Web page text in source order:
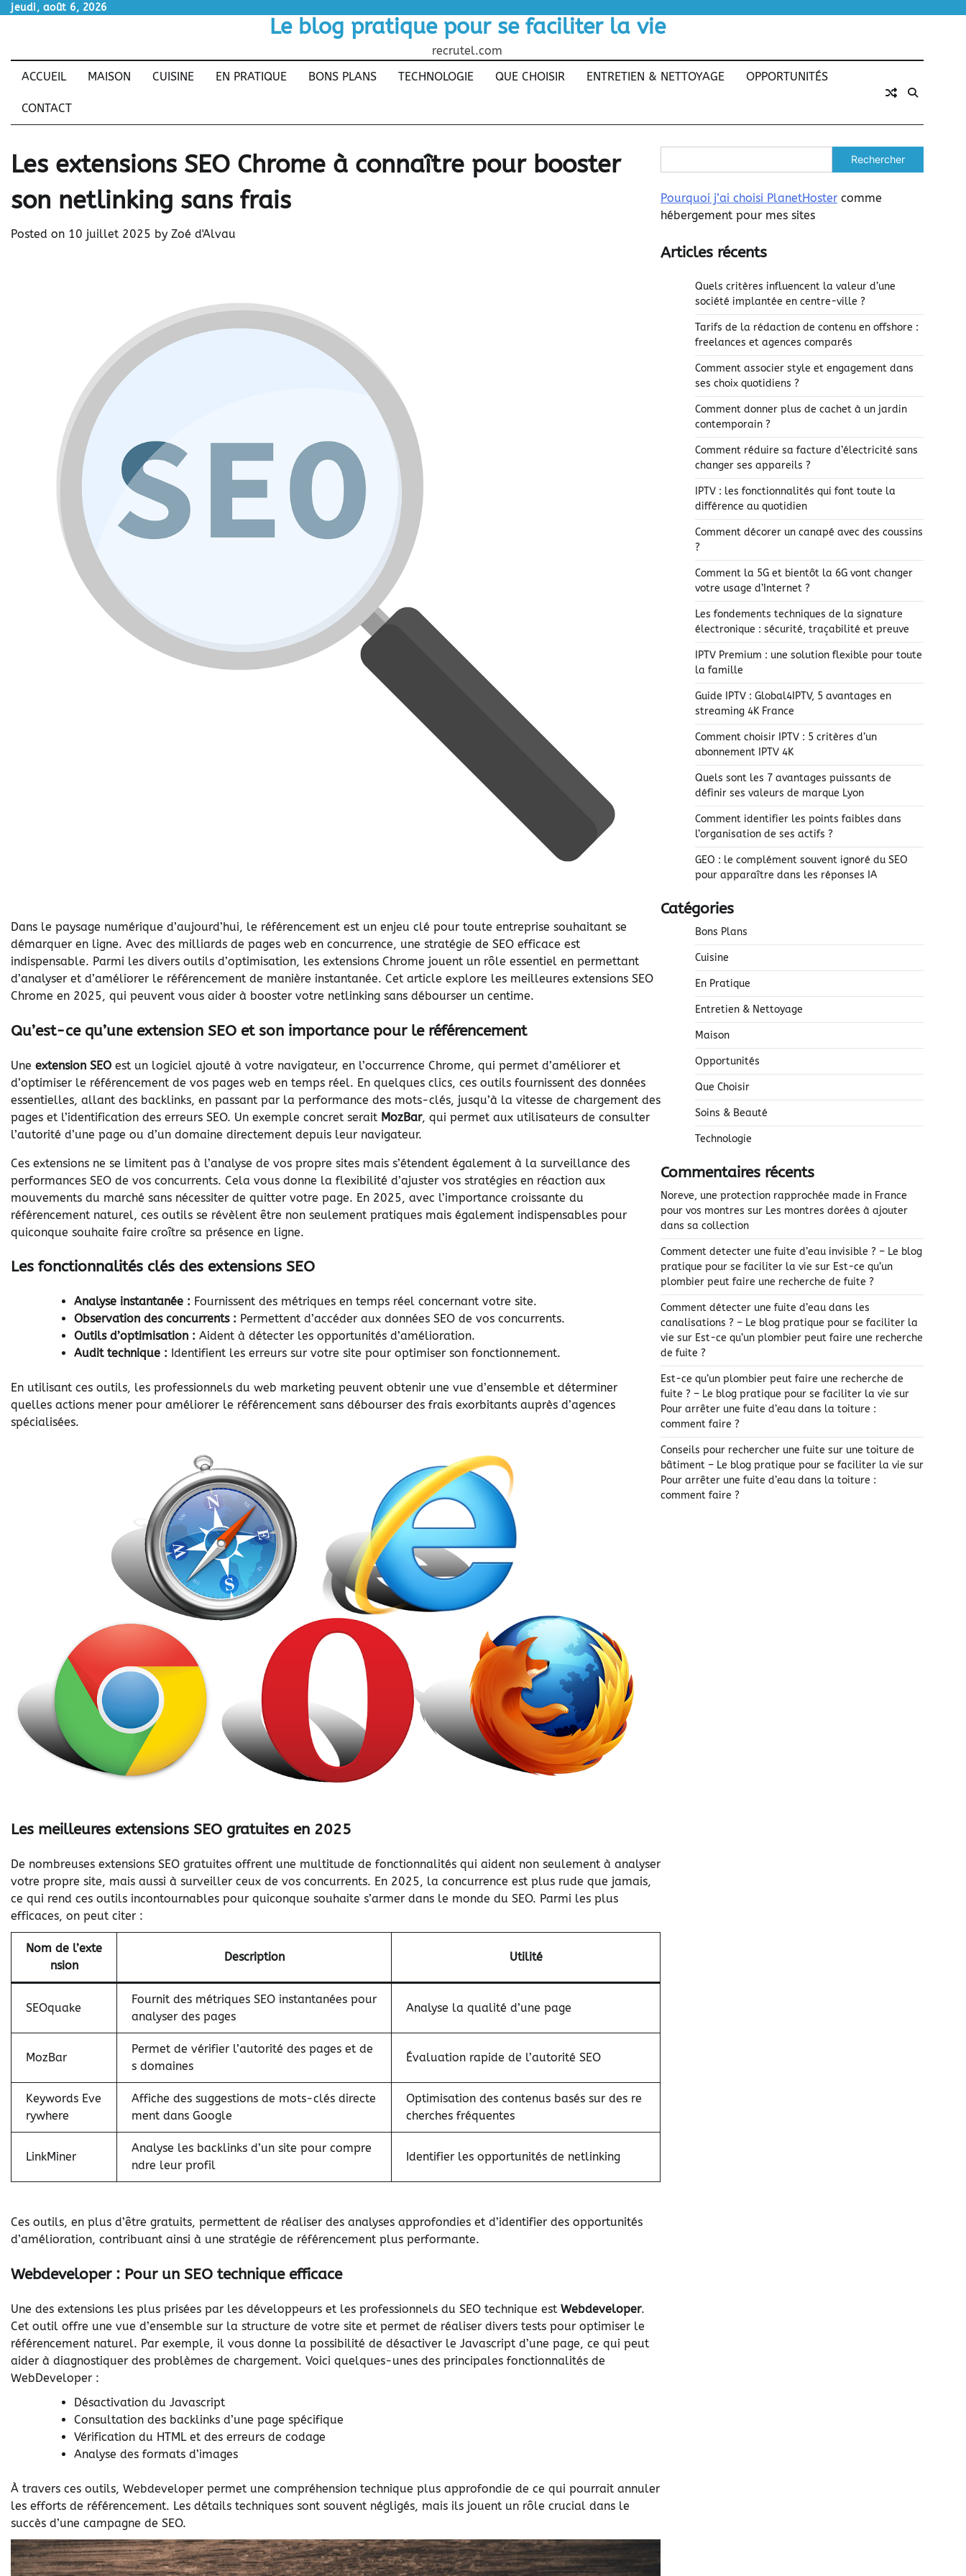
Skipjeudi, août 6, 2026
Le blog pratique pour se faciliter la vie
recrutel.com
ACCUEIL
MAISON CUISINE EN PRATIQUE BONS PLANS TECHNOLOGIE QUE CHOISIR ENTRETIEN & NETTOYAGE OPPORTUNITÉS
CONTACT
Les extensions SEO Chrome à connaître pour booster
son netlinking sans frais
Posted on 10 juillet 2025 by Zoé d'Alvau
Dans le paysage numérique d’aujourd’hui, le référencement est un enjeu clé pour toute entreprise souhaitant se
démarquer en ligne. Avec des milliards de pages web en concurrence, une stratégie de SEO efficace est
indispensable. Parmi les divers outils d’optimisation, les extensions Chrome jouent un rôle essentiel en permettant
d’analyser et d’améliorer le référencement de manière instantanée. Cet article explore les meilleures extensions SEO
Chrome en 2025, qui peuvent vous aider à booster votre netlinking sans débourser un centime.
Qu’est-ce qu’une extension SEO et son importance pour le référencement
Une extension SEO est un logiciel ajouté à votre navigateur, en l’occurrence Chrome, qui permet d’améliorer et
d’optimiser le référencement de vos pages web en temps réel. En quelques clics, ces outils fournissent des données
essentielles, allant des backlinks, en passant par la performance des mots-clés, jusqu’à la vitesse de chargement des
pages et l’identification des erreurs SEO. Un exemple concret serait MozBar, qui permet aux utilisateurs de consulter
l’autorité d’une page ou d’un domaine directement depuis leur navigateur.
Ces extensions ne se limitent pas à l’analyse de vos propre sites mais s’étendent également à la surveillance des
performances SEO de vos concurrents. Cela vous donne la flexibilité d’ajuster vos stratégies en réaction aux
mouvements du marché sans nécessiter de quitter votre page. En 2025, avec l’importance croissante du
référencement naturel, ces outils se révèlent être non seulement pratiques mais également indispensables pour
quiconque souhaite faire croître sa présence en ligne.
Les fonctionnalités clés des extensions SEO
Analyse instantanée : Fournissent des métriques en temps réel concernant votre site.
Observation des concurrents : Permettent d’accéder aux données SEO de vos concurrents.
Outils d’optimisation : Aident à détecter les opportunités d’amélioration.
Audit technique : Identifient les erreurs sur votre site pour optimiser son fonctionnement.
En utilisant ces outils, les professionnels du web marketing peuvent obtenir une vue d’ensemble et déterminer
quelles actions mener pour améliorer le référencement sans débourser des frais exorbitants auprès d’agences
spécialisées.
Les meilleures extensions SEO gratuites en 2025
De nombreuses extensions SEO gratuites offrent une multitude de fonctionnalités qui aident non seulement à analyser
votre propre site, mais aussi à surveiller ceux de vos concurrents. En 2025, la concurrence est plus rude que jamais,
ce qui rend ces outils incontournables pour quiconque souhaite s’armer dans le monde du SEO. Parmi les plus
efficaces, on peut citer :
Nom de l’exte
nsion
Description Utilité
SEOquake
Fournit des métriques SEO instantanées pour
analyser des pages
Analyse la qualité d’une page
MozBar
Permet de vérifier l’autorité des pages et de
s domaines
Évaluation rapide de l’autorité SEO
Keywords Eve
rywhere
Affiche des suggestions de mots-clés directe
ment dans Google
Optimisation des contenus basés sur des re
cherches fréquentes
LinkMiner
Analyse les backlinks d’un site pour compre
ndre leur profil
Identifier les opportunités de netlinking
Ces outils, en plus d’être gratuits, permettent de réaliser des analyses approfondies et d’identifier des opportunités
d’amélioration, contribuant ainsi à une stratégie de référencement plus performante.
Webdeveloper : Pour un SEO technique efficace
Une des extensions les plus prisées par les développeurs et les professionnels du SEO technique est Webdeveloper.
Cet outil offre une vue d’ensemble sur la structure de votre site et permet de réaliser divers tests pour optimiser le
référencement naturel. Par exemple, il vous donne la possibilité de désactiver le Javascript d’une page, ce qui peut
aider à diagnostiquer des problèmes de chargement. Voici quelques-unes des principales fonctionnalités de
WebDeveloper :
Désactivation du Javascript
Consultation des backlinks d’une page spécifique
Vérification du HTML et des erreurs de codage
Analyse des formats d’images
À travers ces outils, Webdeveloper permet une compréhension technique plus approfondie de ce qui pourrait annuler
les efforts de référencement. Les détails techniques sont souvent négligés, mais ils jouent un rôle crucial dans le
succès d’une campagne de SEO.
Rechercher
Pourquoi j’ai choisi PlanetHoster comme
hébergement pour mes sites
Articles récents
Quels critères influencent la valeur d’une
société implantée en centre-ville ?
Tarifs de la rédaction de contenu en offshore :
freelances et agences comparés
Comment associer style et engagement dans
ses choix quotidiens ?
Comment donner plus de cachet à un jardin
contemporain ?
Comment réduire sa facture d’électricité sans
changer ses appareils ?
IPTV : les fonctionnalités qui font toute la
différence au quotidien
Comment décorer un canapé avec des coussins
?
Comment la 5G et bientôt la 6G vont changer
votre usage d’Internet ?
Les fondements techniques de la signature
électronique : sécurité, traçabilité et preuve
IPTV Premium : une solution flexible pour toute
la famille
Guide IPTV : Global4IPTV, 5 avantages en
streaming 4K France
Comment choisir IPTV : 5 critères d’un
abonnement IPTV 4K
Quels sont les 7 avantages puissants de
définir ses valeurs de marque Lyon
Comment identifier les points faibles dans
l’organisation de ses actifs ?
GEO : le complément souvent ignoré du SEO
pour apparaître dans les réponses IA
Catégories
Bons Plans
Cuisine
En Pratique
Entretien & Nettoyage
Maison
Opportunités
Que Choisir
Soins & Beauté
Technologie
Commentaires récents
Noreve, une protection rapprochée made in France
pour vos montres sur Les montres dorées à ajouter
dans sa collection
Comment detecter une fuite d’eau invisible ? – Le blog
pratique pour se faciliter la vie sur Est-ce qu’un
plombier peut faire une recherche de fuite ?
Comment détecter une fuite d’eau dans les
canalisations ? – Le blog pratique pour se faciliter la
vie sur Est-ce qu’un plombier peut faire une recherche
de fuite ?
Est-ce qu’un plombier peut faire une recherche de
fuite ? – Le blog pratique pour se faciliter la vie sur
Pour arrêter une fuite d’eau dans la toiture :
comment faire ?
Conseils pour rechercher une fuite sur une toiture de
bâtiment – Le blog pratique pour se faciliter la vie sur
Pour arrêter une fuite d’eau dans la toiture :
comment faire ?